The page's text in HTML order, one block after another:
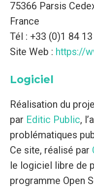
75366 Parsis
France
Tél : +33 (0)1 84
Site Web : https://
Logiciel
Réalisation du
par Editic Public,
problématiques
Ce site, réalisé par
le logiciel libre de
programme Open